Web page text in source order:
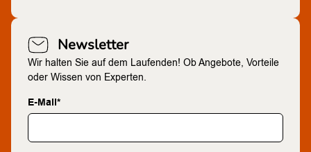
Newsletter
Wir halten Sie auf dem Laufenden! Ob Angebote, Vorteile
oder Wissen von Experten.
E-Mail*